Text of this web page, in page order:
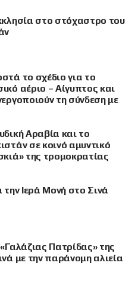
στο στόχαστρο του
το σχέδιο για το
αέριο – Αίγυπτος και
τη σύνδεση με
Αραβία και το
σε κοινό αμυντικό
της τρομοκρατίας
την Ιερά Μονή στο Σινά
Πατρίδας» της
με την παράνομη αλιεία